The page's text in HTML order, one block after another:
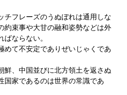
フレーズのうぬぼれは通用しな
約束事や大甘の融和姿勢などは外
ならない。
て不安定でありぜいじゃくであ
、中国並びに北方領土を返さぬ
国家であるのは世界の常識であ